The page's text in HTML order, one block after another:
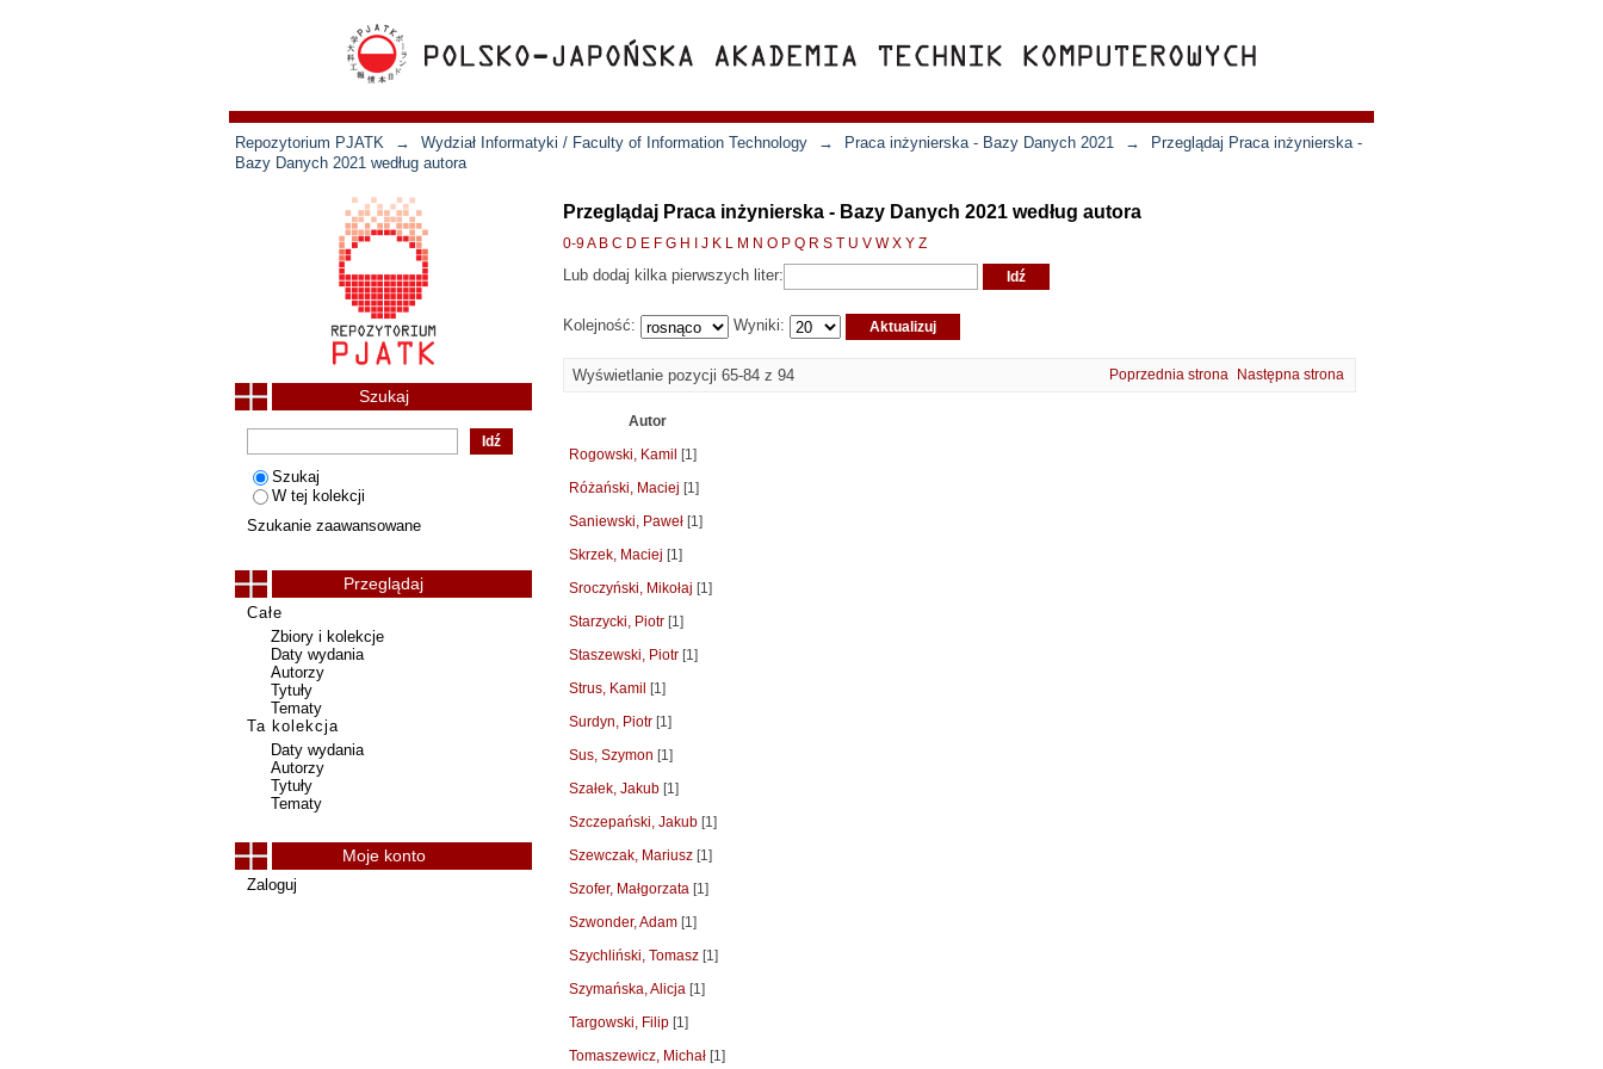
Repozytorium PJATK → Wydział Informatyki / Faculty of Information Technology → Praca inżynierska - Bazy Danych 2021 →
Przeglądaj Praca inżynierska -
Bazy Danych 2021 według autora
Przeglądaj Praca inżynierska - Bazy Danych 2021 według autora
0-9A B C D E F G H J K L M N O P Q R S T U V W X Y Z
Lub dodaj kilka pierwszych liter:
Kolejność: Wyniki:
Wyświetlanie pozycji 65-84 z 94 Poprzednia strona Następna strona
Autor
Rogowski, Kamil
[1]
Różański, Maciej [1]
Saniewski, Paweł [1]
Skrzek, Maciej [1]
Sroczyński, Mikołaj [1]
Starzycki, Piotr [1]
Staszewski, Piotr [1]
Strus, Kamil
[1]
Surdyn, Piotr [1]
Sus, Szymon [1]
Szałek, Jakub [1]
Szczepański, Jakub [1]
Szewczak, Mariusz [1]
Szofer, Małgorzata [1]
Szwonder, Adam [1]
Szychliński, Tomasz [1]
Szymańska, Alicja [1]
Targowski, Filip [1]
Tomaszewicz, Michał [1]
Szukaj
Szukaj
W tej kolekcji
Szukanie zaawansowane
Przeglądaj
Całe
Zbiory i kolekcje
Daty wydania
Autorzy
Tytuły
Tematy
Ta kolekcja
Daty wydania
Autorzy
Tytuły
Tematy
Moje konto
Zaloguj